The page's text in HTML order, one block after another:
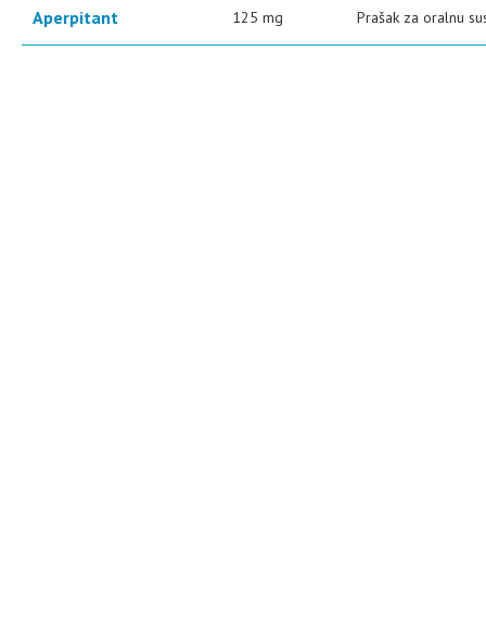
Aperpitant 125 mg Prašak za oralnu